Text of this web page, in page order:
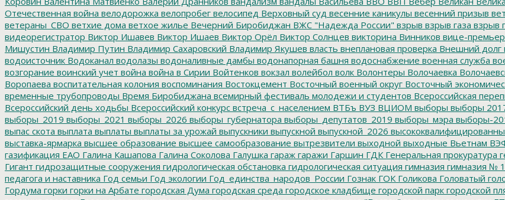
Отечественная война велодорожка велопробег велосипед Верховный суд весенние каникулы весенний призыв
ветераны_СВО ветхие дома ветхое жилье Вечерний Биробиджан ВЖС "Надежда России" взрыв взрыв газа взрыв
видеорегистратор Виктор Ишавев Виктор Ишаев Виктор Орёл Виктор Солнцев викторина Винников вице-премьер
Мишустин Владимир Путин Владимир Сахаровский Владимир Якушев власть внеплановая проверка Внешний долг
водоисточник Водоканал водолазы водоналивные дамбы водонапорная башня водоснабжение военная служба
возгорание воинский учет война война в Сирии Войтенков вокзал волейбол волк Волонтеры Волочаевка
Воропаева воспитательная колония воспоминания Востокцемент Восточный военный округ Восточный
временные трубопроводы Время Биробиджана всемирный фестиваль молодежи и студентов Всероссийская
Всероссийский день ходьбы Всероссийский конкурс встреча_с_населением ВТБъ ВУЗ ВЦИОМ выборы выборы
выборы_2019 выборы_2021 выборы_2026 выборы_губернатора выборы_депутатов_2019 выборы_мэра выборы-
выпас скота выплата выплаты выплаты за урожай выпускники выпускной выпускной_2026
выставка-ярмарка высшее образование высшее самообразование вытрезвители выходной выходные Вьетнам
газификация ЕАО Галина Кашапова Галина Соколова Галушка гараж гаражи Гаршин ГДК Генеральная прокуратура
Гигант гидрозащитные сооружения гидрологическая обстановка гидрологическая ситуация гимназия гимназия № 1
педагога и наставника Год семьи Год экологии Год_единства_народов_России Гознак ГОК Голикова Головатый
Гордума горки горки на Арбате городская Дума городская среда городское кладбище городской парк городской